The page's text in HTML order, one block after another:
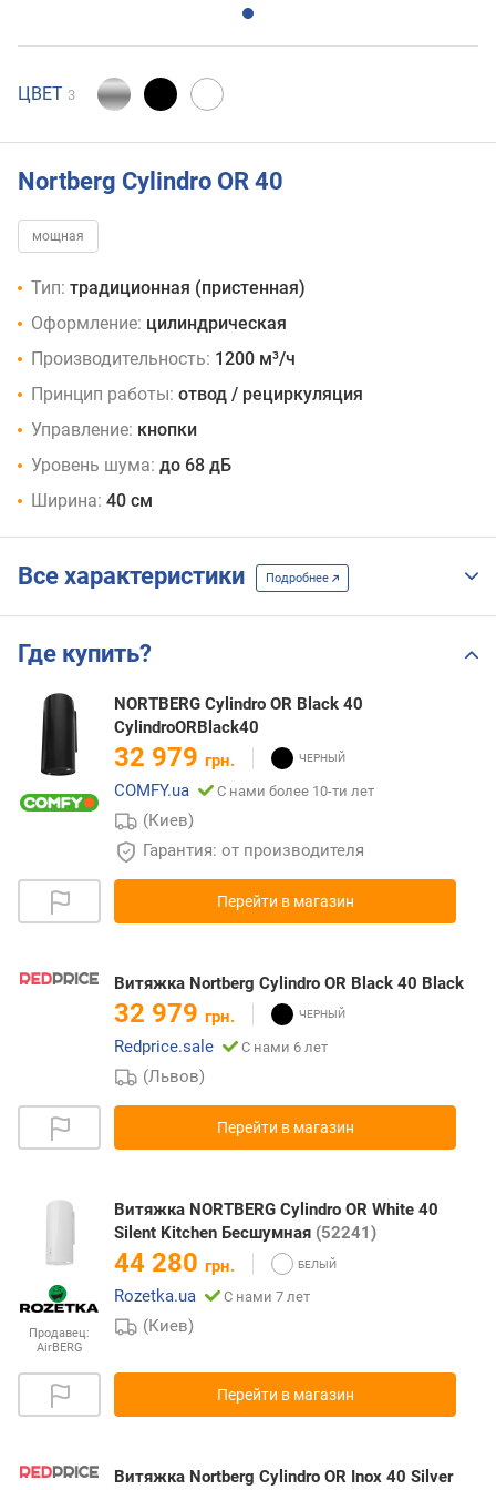
ЦВЕТ 3
Nortberg Cylindro OR 40
мощная
Тип: традиционная (пристенная)
Оформление: цилиндрическая
Производительность: 1200 м³/ч
Принцип работы: отвод / рециркуляция
Управление: кнопки
Уровень шума: до 68 дБ
Ширина: 40 см
Все характеристики Подробнее
Где купить?
NORTBERG Cylindro OR Black 40
CylindroORBlack40
32 979 грн.
COMFY.ua
С нами более 10-ти лет
(Киев)
Гарантия: от производителя
Перейти в магазин
Витяжка Nortberg Cylindro OR Black 40 Black
32 979 грн.
Redprice.sale
С нами 6 лет
(Львов)
Перейти в магазин
Продавец:
AirBERG
Витяжка NORTBERG Cylindro OR White 40
Silent Kitchen Беcшумная (52241)
44 280 грн.
Rozetka.ua
С нами 7 лет
(Киев)
Перейти в магазин
Витяжка Nortberg Cylindro OR Inox 40 Silver